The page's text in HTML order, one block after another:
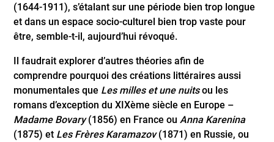
(1644-1911), s’étalant sur une période bien trop longue
et dans un espace socio-culturel bien trop vaste pour
être, semble-t-il, aujourd’hui révoqué.
Il faudrait explorer d’autres théories afin de
comprendre pourquoi des créations littéraires aussi
monumentales que Les milles et une nuitsou les
romans d’exception du XIXème siècle en Europe –
Madame Bovary(1856) en France ou Anna Karenina
(1875) et Les Frères Karamazov(1871) en Russie, ou